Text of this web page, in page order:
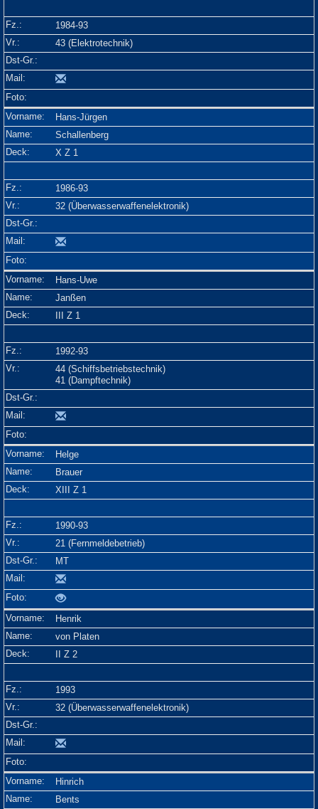
1984-93
43 (Elektrotechnik)
Hans-Jürgen
Schallenberg
X Z 1
1986-93
32 (Überwasserwaffenelektronik)
Hans-Uwe
Janßen
III Z 1
1992-93
44 (Schiffsbetriebstechnik)
41 (Dampftechnik)
Helge
Brauer
XIII Z 1
1990-93
21 (Fernmeldebetrieb)
MT
Henrik
von Platen
II Z 2
1993
32 (Überwasserwaffenelektronik)
Hinrich
Bents